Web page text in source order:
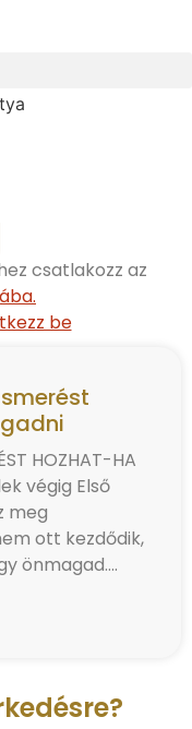
csatlakozz az
be
HOZHAT-HA
végig Első
meg
ott kezdődik,
önmagad….